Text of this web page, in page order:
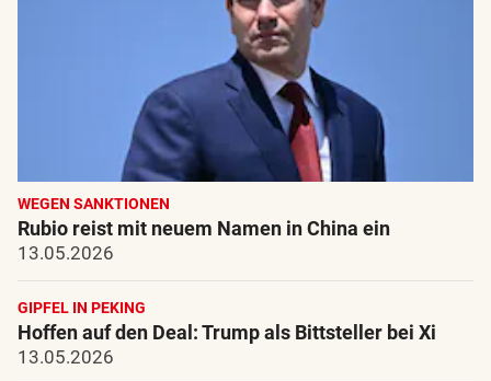
WEGEN SANKTIONEN
Rubio reist mit neuem Namen in China ein
13.05.2026
GIPFEL IN PEKING
Hoffen auf den Deal: Trump als Bittsteller bei Xi
13.05.2026